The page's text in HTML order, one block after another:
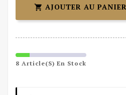
 AJOUTER AU PANIER
8 Article(s) En Stock